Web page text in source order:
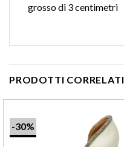
grosso di 3 centimetri
PRODOTTI CORRELATI
-30%